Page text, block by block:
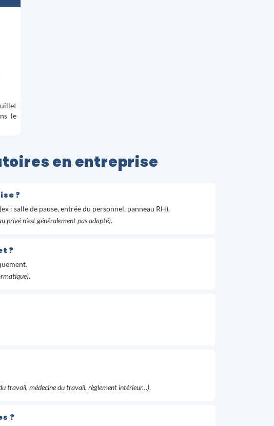
le
en entreprise
?
: salle de pause, entrée du personnel, panneau RH).
privé n’est généralement pas adapté).
?
.
travail, médecine du travail, règlement intérieur…).
?